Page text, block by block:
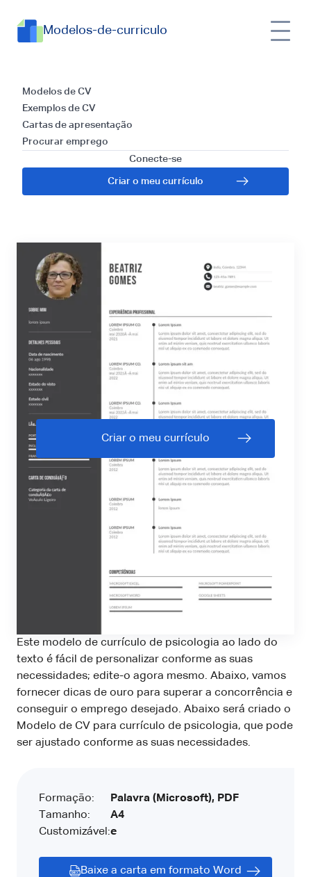
Modelos-de-curriculo
Modelos de CV
Exemplos de CV
Cartas de apresentação
Procurar emprego
Conecte-se
Criar o meu currículo
Currículos para
psicologia: Dicas e
Guia Grátis para
2025
Criar o meu currículo
Este modelo de currículo de psicologia ao lado do
texto é fácil de personalizar conforme as suas
necessidades; edite-o agora mesmo. Abaixo, vamos
fornecer dicas de ouro para superar a concorrência e
conseguir o emprego desejado. Abaixo será criado o
Modelo de CV para currículo de psicologia, que pode
ser ajustado conforme as suas necessidades.
Formação:
Tamanho:
Customizável:
Palavra (Microsoft), PDF
A4
e
Baixe a carta em formato Word